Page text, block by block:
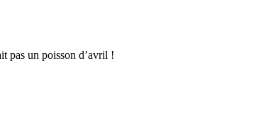
pas un poisson d’avril !